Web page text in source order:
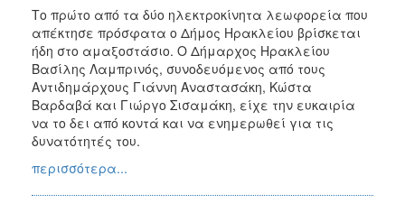
Το πρώτο από τα δύο ηλεκτροκίνητα λεωφορεία που
απέκτησε πρόσφατα ο Δήμος Ηρακλείου βρίσκεται
ήδη στο αμαξοστάσιο. Ο Δήμαρχος Ηρακλείου
Βασίλης Λαμπρινός, συνοδευόμενος από τους
Αντιδημάρχους Γιάννη Αναστασάκη, Κώστα
Βαρδαβά και Γιώργο Σισαμάκη, είχε την ευκαιρία
να το δει από κοντά και να ενημερωθεί για τις
δυνατότητές του.
περισσότερα...